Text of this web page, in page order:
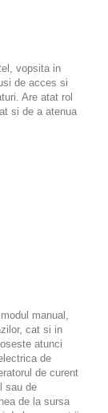
vopsita in
de acces si
Are atat rol
si de a atenua
manual,
cat si in
atunci
de
de curent
sau de
de la sursa